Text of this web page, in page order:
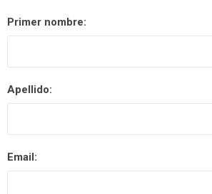
Primer nombre:
Apellido:
Email: